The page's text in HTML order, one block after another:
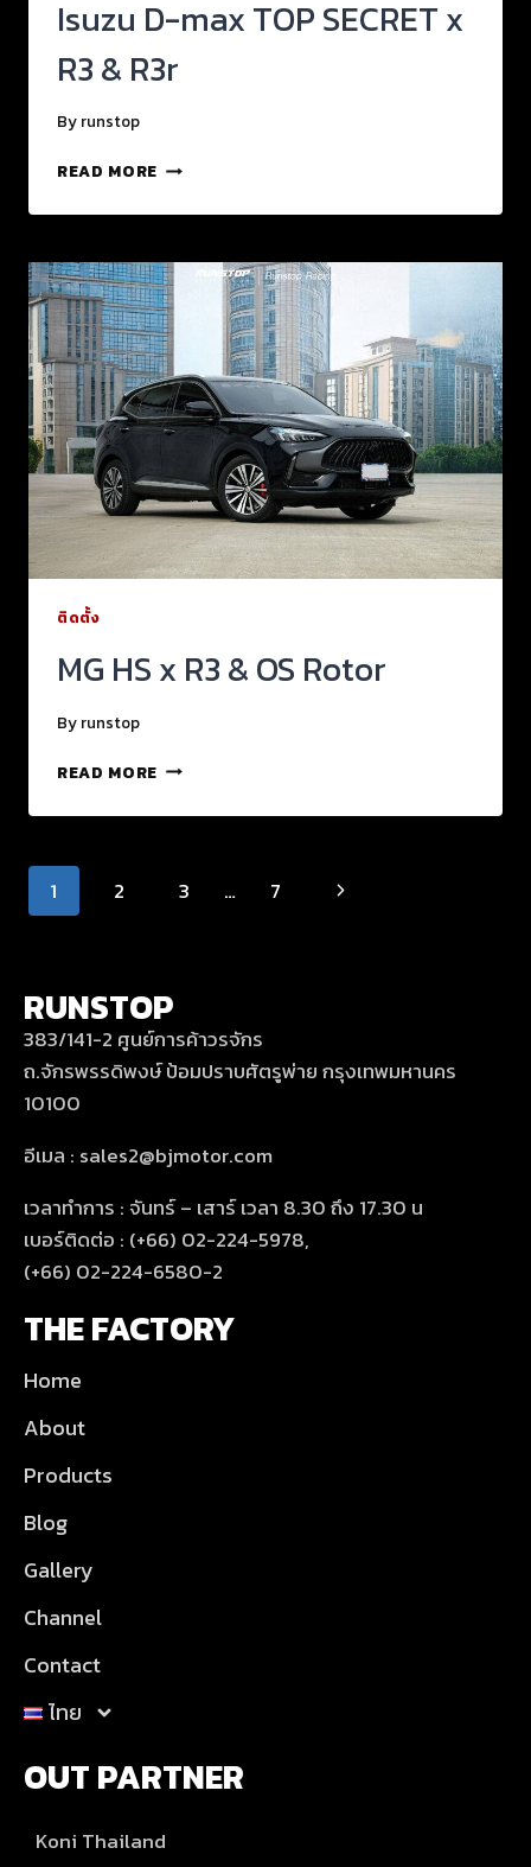
Isuzu D-max TOP SECRET x
R3 & R3r
By runstop
READ MORE
ติดตั้ง
MG HS x R3 & OS Rotor
By runstop
READ MORE
1 2 3 … 7
RUNSTOP
383/141-2 ศูนย์การค้าวรจักร
ถ.จักรพรรดิพงษ์ ป้อมปราบศัตรูพ่าย กรุงเทพมหานคร
10100
อีเมล : sales2@bjmotor.com
เวลาทำการ : จันทร์ – เสาร์ เวลา 8.30 ถึง 17.30 น
เบอร์ติดต่อ : (+66) 02-224-5978,
(+66) 02-224-6580-2
THE FACTORY
Home
About
Products
Blog
Gallery
Channel
Contact
ไทย
OUT PARTNER
Koni Thailand